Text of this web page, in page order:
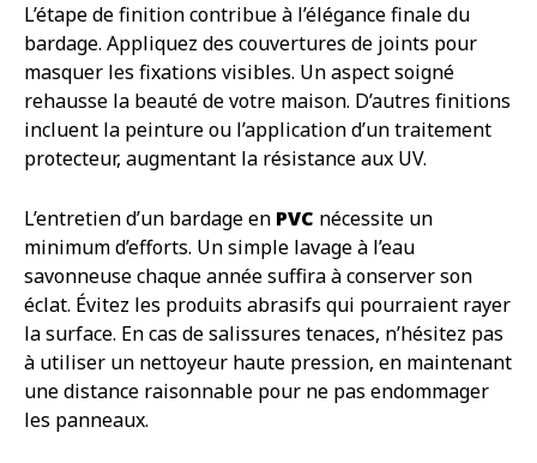
L’étape de finition contribue à l’élégance finale du
bardage. Appliquez des couvertures de joints pour
masquer les fixations visibles. Un aspect soigné
rehausse la beauté de votre maison. D’autres finitions
incluent la peinture ou l’application d’un traitement
protecteur, augmentant la résistance aux UV.
L’entretien d’un bardage en PVC nécessite un
minimum d’efforts. Un simple lavage à l’eau
savonneuse chaque année suffira à conserver son
éclat. Évitez les produits abrasifs qui pourraient rayer
la surface. En cas de salissures tenaces, n’hésitez pas
à utiliser un nettoyeur haute pression, en maintenant
une distance raisonnable pour ne pas endommager
les panneaux.